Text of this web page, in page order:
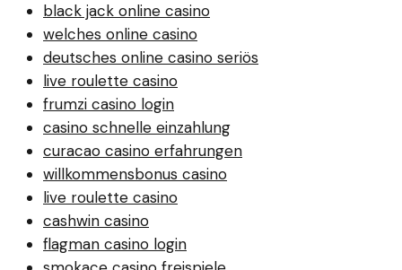
black jack online casino
welches online casino
deutsches online casino seriös
live roulette casino
frumzi casino login
casino schnelle einzahlung
curacao casino erfahrungen
willkommensbonus casino
live roulette casino
cashwin casino
flagman casino login